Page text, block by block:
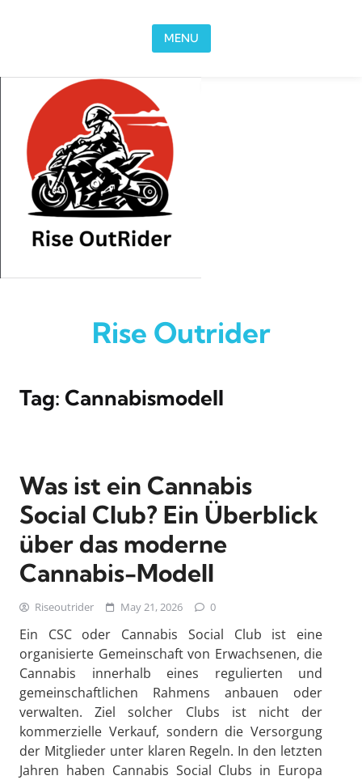
MENU
Rise Outrider
Tag: Cannabismodell
Was ist ein Cannabis
Social Club? Ein Überblick
über das moderne
Cannabis-Modell
Riseoutrider May 21, 2026 0
Ein CSC oder Cannabis Social Club ist eine
organisierte Gemeinschaft von Erwachsenen, die
Cannabis innerhalb eines regulierten und
gemeinschaftlichen Rahmens anbauen oder
verwalten. Ziel solcher Clubs ist nicht der
kommerzielle Verkauf, sondern die Versorgung
der Mitglieder unter klaren Regeln. In den letzten
Jahren haben Cannabis Social Clubs in Europa